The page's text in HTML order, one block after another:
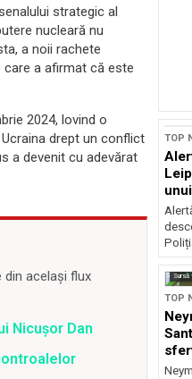
strategic al
nucleară nu
a noii rachete
care a afirmat că este
2024, lovind o
drept un conflict
a devenit cu adevărat
același flux
Nicușor Dan
TOP
TOP